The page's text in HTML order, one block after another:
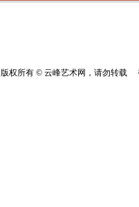
版权所有 © 云峰艺术网，请勿转载